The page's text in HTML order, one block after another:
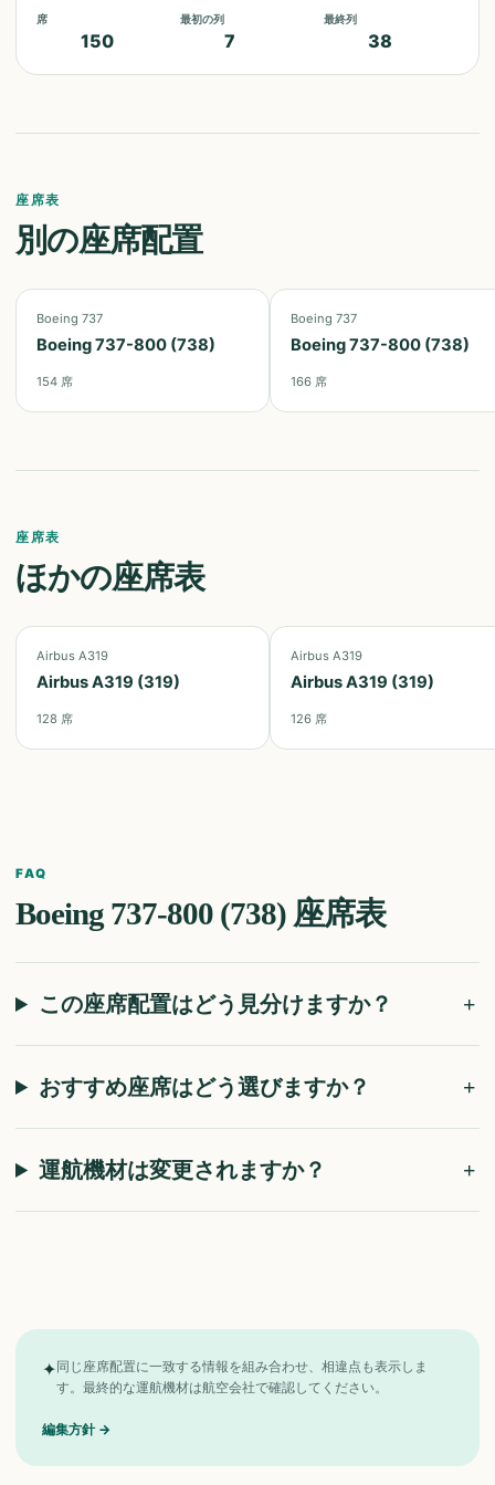
席
150
最初の列
7
最終列
38
座席表
別の座席配置
Boeing 737
Boeing 737-800 (738)
154 席
Boeing 737
Boeing 737-800 (738)
166 席
座席表
ほかの座席表
Airbus A319
Airbus A319 (319)
128 席
Airbus A319
Airbus A319 (319)
126 席
FAQ
Boeing 737-800 (738) 座席表
この座席配置はどう見分けますか？
おすすめ座席はどう選びますか？
運航機材は変更されますか？
✦同じ座席配置に一致する情報を組み合わせ、相違点も表示しま
す。最終的な運航機材は航空会社で確認してください。
編集方針→